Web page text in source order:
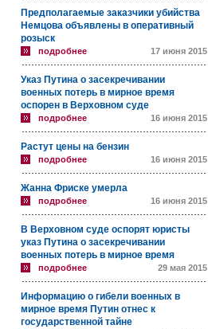
Предполагаемые заказчики убийства
Немцова объявлены в оперативный
розыск
подробнее 17 июня 2015
Указ Путина о засекречивании
военных потерь в мирное время
оспорен в Верховном суде
подробнее 16 июня 2015
Растут цены на бензин
подробнее 16 июня 2015
Жанна Фриске умерла
подробнее 16 июня 2015
В Верховном суде оспорят юристы
указ Путина о засекречивании
военных потерь в мирное время
подробнее 29 мая 2015
Информацию о гибели военных в
мирное время Путин отнес к
государственной тайне